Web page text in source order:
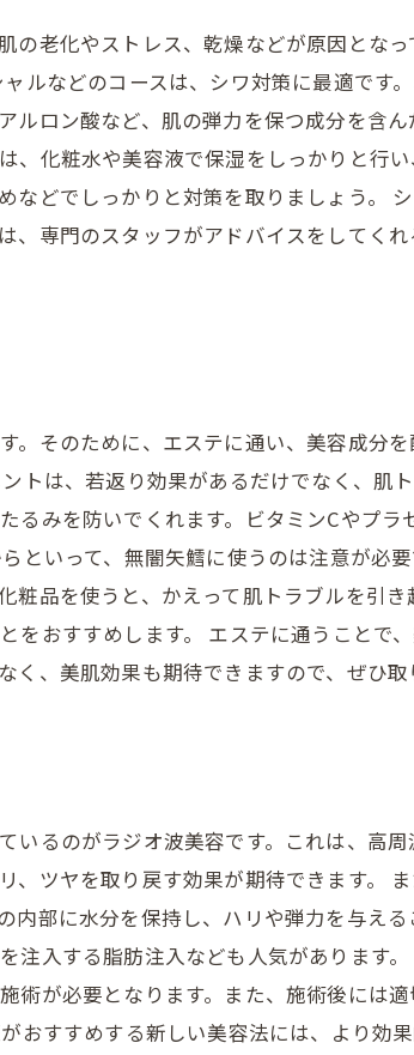
老化やストレス、乾燥などが原因とな
ルなどのコースは、シワ対策に最適です
ロン酸など、肌の弾力を保つ成分を含
化粧水や美容液で保湿をしっかりと行
などでしっかりと対策を取りましょう。
、専門のスタッフがアドバイスをしてく
そのために、エステに通い、美容成分
トは、若返り効果があるだけでなく、肌
るみを防いでくれます。ビタミンCやプ
といって、無闇矢鱈に使うのは注意が必
粧品を使うと、かえって肌トラブルを引
をおすすめします。 エステに通うことで
、美肌効果も期待できますので、ぜひ取
いるのがラジオ波美容です。これは、高
ツヤを取り戻す効果が期待できます。
部に水分を保持し、ハリや弾力を与え
注入する脂肪注入なども人気があります
術が必要となります。また、施術後には
おすすめする新しい美容法には、より効